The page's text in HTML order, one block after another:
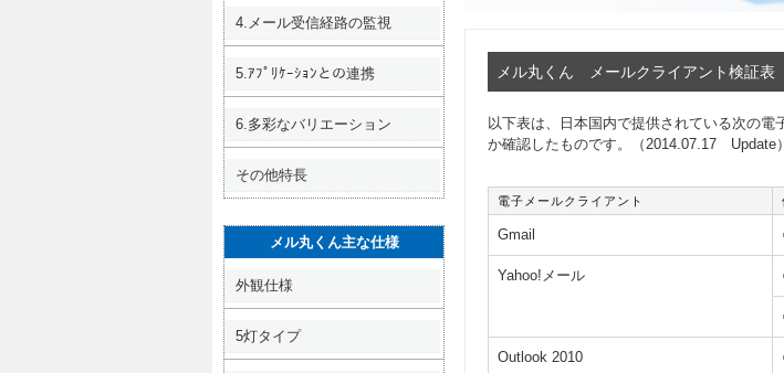
メル丸くん メールクライアント検証表
以下表は、日本国内で提供されている次の
か確認したものです。（2014.07.17 Update）
電子メールクライアント
Gmail
Yahoo!メール
Outlook 2010
4.メール受信経路の監視
5.ｱﾌﾟﾘｹｰｼｮﾝとの連携
6.多彩なバリエーション
その他特長
メル丸くん主な仕様
外観仕様
5灯タイプ